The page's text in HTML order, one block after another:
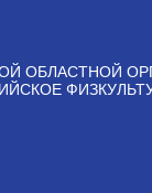
ОБЛАСТНОЙ